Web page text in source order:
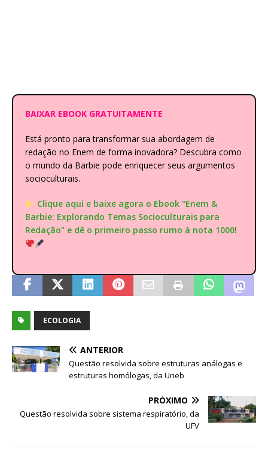
BAIXAR EBOOK GRATUITAMENTE
Está pronto para transformar sua abordagem de
redação no Enem de forma inovadora? Descubra como
o mundo da Barbie pode enriquecer seus argumentos
socioculturais.
Clique aqui e baixe agora o Ebook "Enem &
Barbie: Explorando Temas Socioculturais para
Redação" e dê o primeiro passo rumo à nota 1000!
ECOLOGIA
ANTERIOR
Questão resolvida sobre estruturas análogas e
estruturas homólogas, da Uneb
PRÓXIMO
Questão resolvida sobre sistema respiratório, da
UFV